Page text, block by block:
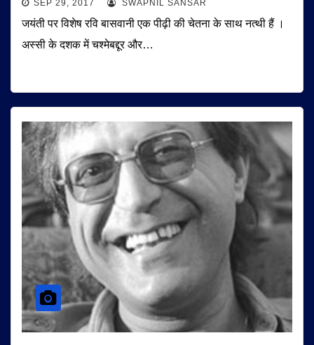
SEP 29, 2017 SWAPNIL SANSAR
जयंती पर विशेष रवि बासवानी एक पीढ़ी की चेतना के साथ नत्थी हैं ।
अस्सी के दशक में चश्मेबद्दूर और…